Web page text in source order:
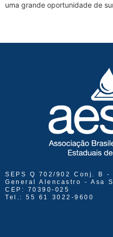
uma grande oportunidade de
SEPS Q 702/902 Conj. B -
General Alencastro - Asa
CEP: 70390-025
Tel.: 55 61 3022-9600